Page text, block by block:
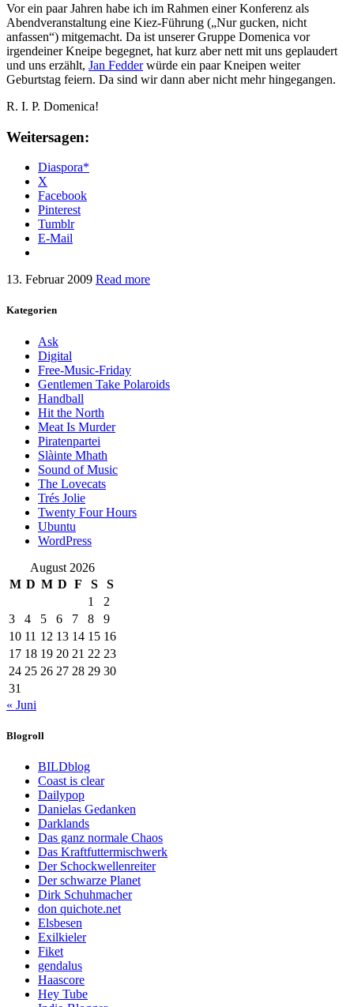
Vor ein paar Jahren habe ich im Rahmen einer Konferenz als
Abendveranstaltung eine Kiez-Führung („Nur gucken, nicht
anfassen“) mitgemacht. Da ist unserer Gruppe Domenica vor
irgendeiner Kneipe begegnet, hat kurz aber nett mit uns geplaudert
und uns erzählt, Jan Fedderwürde ein paar Kneipen weiter
Geburtstag feiern. Da sind wir dann aber nicht mehr hingegangen.
R. I. P. Domenica!
Weitersagen:
Diaspora*
X
Facebook
Pinterest
Tumblr
E-Mail
13. Februar 2009 Read more
Kategorien
Ask
Digital
Free-Music-Friday
Gentlemen Take Polaroids
Handball
Hit the North
Meat Is Murder
Piratenpartei
Slàinte Mhath
Sound of Music
The Lovecats
Trés Jolie
Twenty Four Hours
Ubuntu
WordPress
August 2026
M D M D F S
S
1
2
3
4 5 6 7 8
9
10 11 12 13 14 15 16
17 18 19 20 21 22 23
24 25 26 27 28 29 30
31
« Juni
Blogroll
BILDblog
Coast is clear
Dailypop
Danielas Gedanken
Darklands
Das ganz normale Chaos
Das Kraftfuttermischwerk
Der Schockwellenreiter
Der schwarze Planet
Dirk Schuhmacher
don quichote.net
Elsbesen
Exilkieler
Fiket
gendalus
Haascore
Hey Tube